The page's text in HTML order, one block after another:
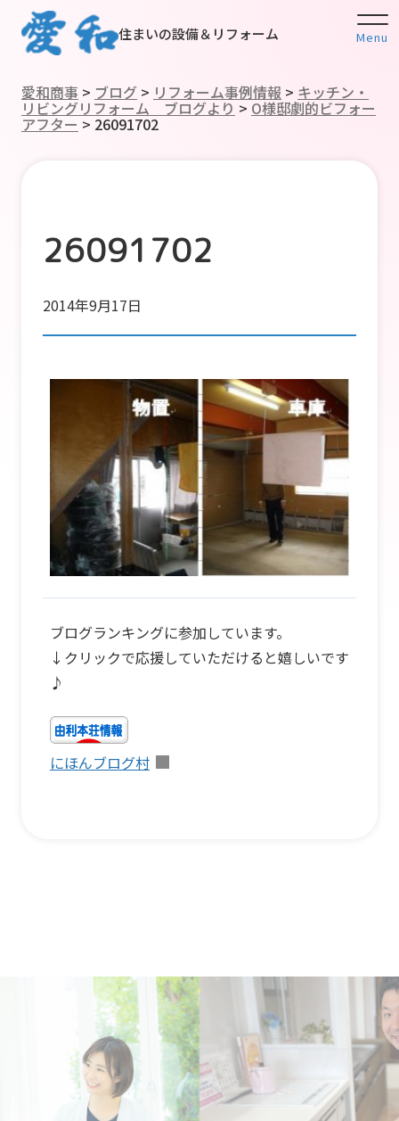
住まいの設備＆リフォーム Menu
愛和商事 > ブログ > リフォーム事例情報 > キッチン・
リビングリフォーム ブログより > O様邸劇的ビフォー
アフター > 26091702
26091702
2014年9月17日
ブログランキングに参加しています。
↓クリックで応援していただけると嬉しいです
♪
にほんブログ村